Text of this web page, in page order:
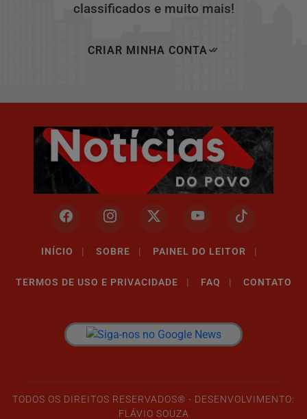
classificados e muito mais!
CRIAR MINHA CONTA
INÍCIO | SOBRE | PAINEL DO LEITOR |
TERMOS DE USO E PRIVACIDADE | FAQ | CONTATO
TODOS OS DIREITOS RESERVADOS® - DESENVOLVIMENTO:
FLÁVIO SOUZA